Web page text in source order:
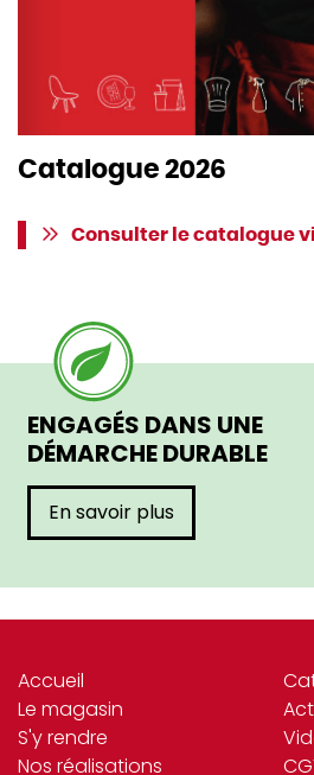
Catalogue 2026
Consulter le catalogue
ENGAGÉS DANS UNE
DÉMARCHE DURABLE
En savoir plus
Accueil
Le magasin
S'y rendre
Nos réalisations